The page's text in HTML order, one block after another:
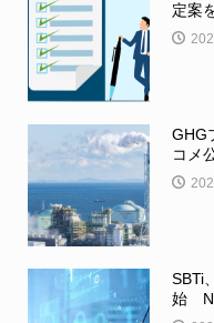
定案
GHG
コメ
SBTi
始